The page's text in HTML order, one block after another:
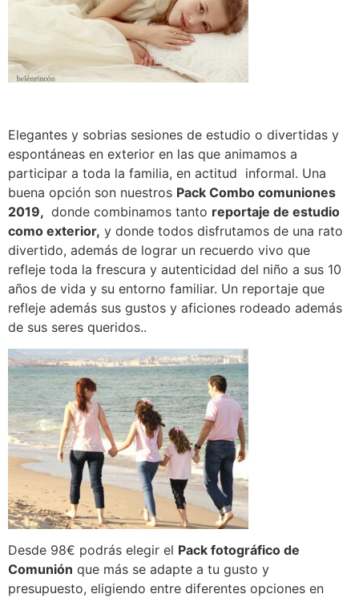
Elegantes y sobrias sesiones de estudio o divertidas y
espontáneas en exterior en las que animamos a
participar a toda la familia, en actitud informal. Una
buena opción son nuestros Pack Combo comuniones
2019, donde combinamos tanto reportaje de estudio
como exterior, y donde todos disfrutamos de una rato
divertido, además de lograr un recuerdo vivo que
refleje toda la frescura y autenticidad del niño a sus 10
años de vida y su entorno familiar. Un reportaje que
refleje además sus gustos y aficiones rodeado además
de sus seres queridos..
Desde 98€ podrás elegir el Pack fotográfico de
Comunión que más se adapte a tu gusto y
presupuesto, eligiendo entre diferentes opciones en